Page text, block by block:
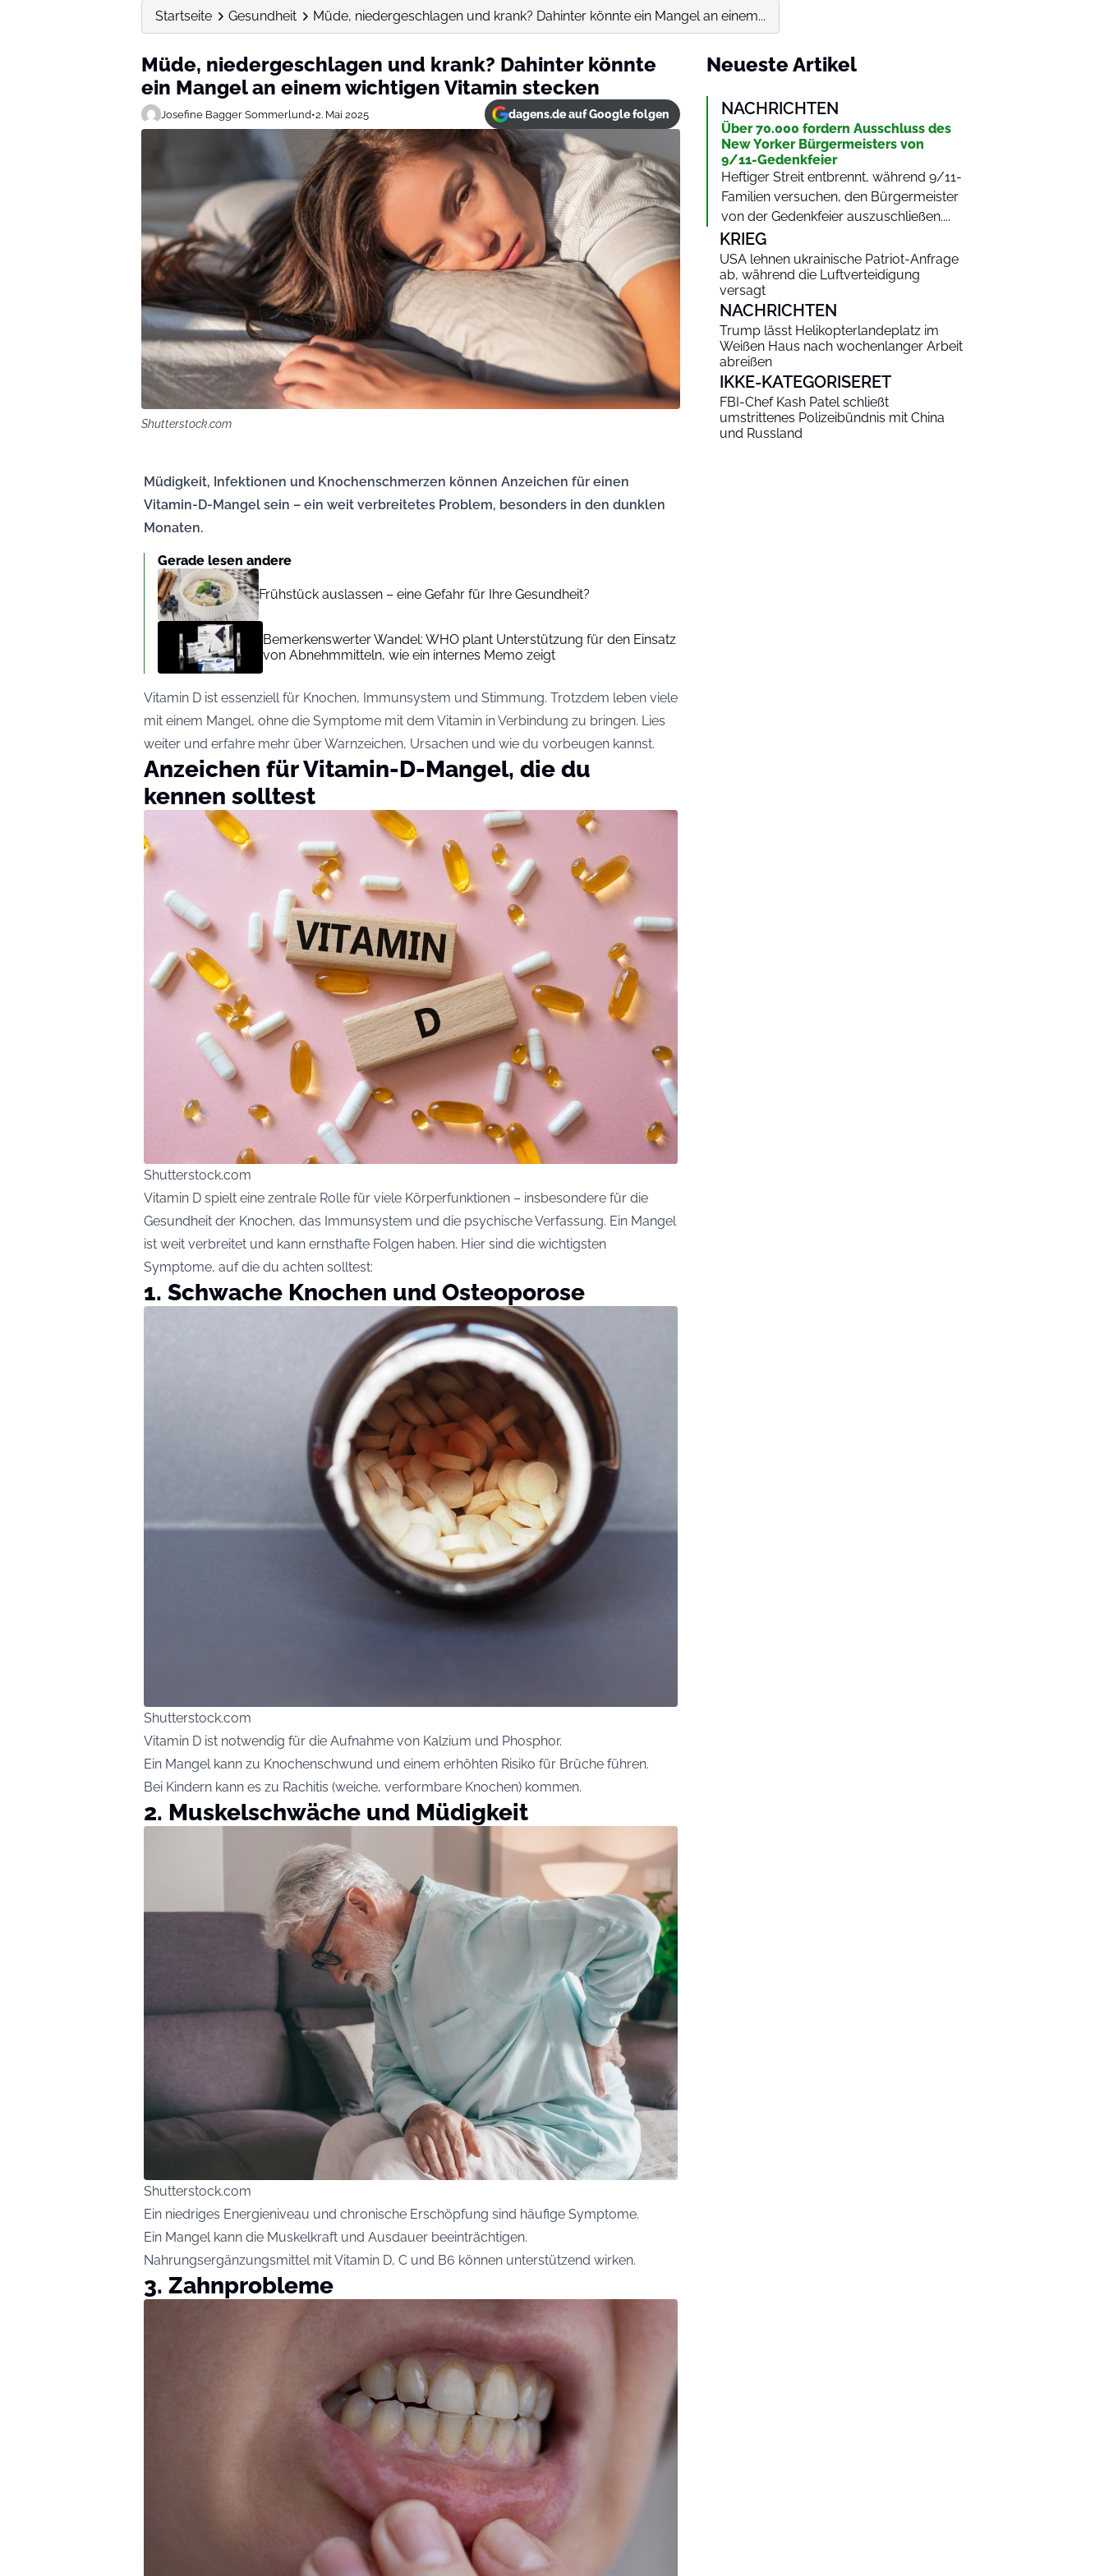
Startseite Gesundheit Müde, niedergeschlagen und krank? Dahinter könnte ein Mangel an einem...
Müde, niedergeschlagen und krank? Dahinter könnte
ein Mangel an einem wichtigen Vitamin stecken
Josefine Bagger Sommerlund•2. Mai 2025 dagens.de auf Google folgen
Shutterstock.com
Müdigkeit, Infektionen und Knochenschmerzen können Anzeichen für einen
Vitamin-D-Mangel sein – ein weit verbreitetes Problem, besonders in den dunklen
Monaten.
Gerade lesen andere
Frühstück auslassen – eine Gefahr für Ihre Gesundheit?
Bemerkenswerter Wandel: WHO plant Unterstützung für den Einsatz
von Abnehmmitteln, wie ein internes Memo zeigt
Vitamin D ist essenziell für Knochen, Immunsystem und Stimmung. Trotzdem leben viele
mit einem Mangel, ohne die Symptome mit dem Vitamin in Verbindung zu bringen. Lies
weiter und erfahre mehr über Warnzeichen, Ursachen und wie du vorbeugen kannst.
Anzeichen für Vitamin-D-Mangel, die du
kennen solltest
Shutterstock.com
Vitamin D spielt eine zentrale Rolle für viele Körperfunktionen – insbesondere für die
Gesundheit der Knochen, das Immunsystem und die psychische Verfassung. Ein Mangel
ist weit verbreitet und kann ernsthafte Folgen haben. Hier sind die wichtigsten
Symptome, auf die du achten solltest:
1. Schwache Knochen und Osteoporose
Shutterstock.com
Vitamin D ist notwendig für die Aufnahme von Kalzium und Phosphor.
Ein Mangel kann zu Knochenschwund und einem erhöhten Risiko für Brüche führen.
Bei Kindern kann es zu Rachitis (weiche, verformbare Knochen) kommen.
2. Muskelschwäche und Müdigkeit
Shutterstock.com
Ein niedriges Energieniveau und chronische Erschöpfung sind häufige Symptome.
Ein Mangel kann die Muskelkraft und Ausdauer beeinträchtigen.
Nahrungsergänzungsmittel mit Vitamin D, C und B6 können unterstützend wirken.
3. Zahnprobleme
Neueste Artikel
NACHRICHTEN
Über 70.000 fordern Ausschluss des
New Yorker Bürgermeisters von
9/11-Gedenkfeier
Heftiger Streit entbrennt, während 9/11-
Familien versuchen, den Bürgermeister
von der Gedenkfeier auszuschließen....
KRIEG
USA lehnen ukrainische Patriot-Anfrage
ab, während die Luftverteidigung
versagt
NACHRICHTEN
Trump lässt Helikopterlandeplatz im
Weißen Haus nach wochenlanger Arbeit
abreißen
IKKE-KATEGORISERET
FBI-Chef Kash Patel schließt
umstrittenes Polizeibündnis mit China
und Russland